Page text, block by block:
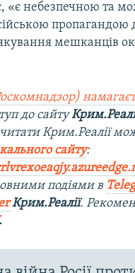
«є небезпечною та
пропагандою
мешканців
до сайту
Крим.Реалії
сайту:
подіями в
Крим.Реалії.